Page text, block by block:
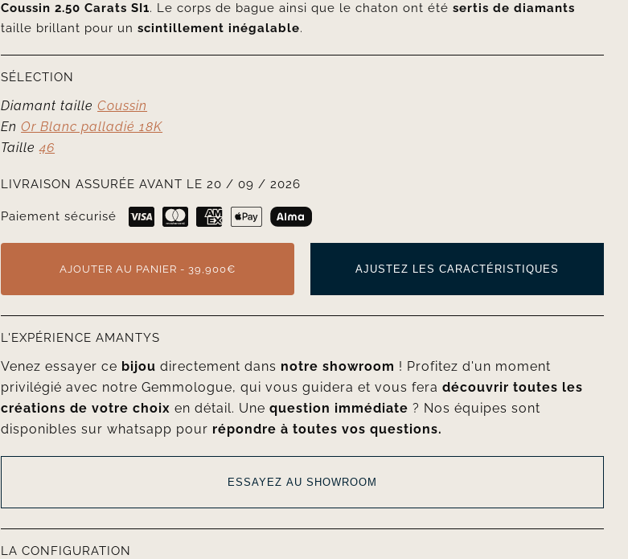
Coussin 2.50 Carats SI1. Le corps de bague ainsi que le chaton ont étésertis de diamants
taille brillant pour unscintillement inégalable.
SÉLECTION
Diamant tailleCoussin
EnOr Blanc palladié 18K
Taille46
LIVRAISON ASSURÉE AVANT LE 20 / 09 / 2026
Paiement sécurisé
AJOUTER AU PANIER - 39,900€ AJUSTEZ LES CARACTÉRISTIQUES
L'EXPÉRIENCE AMANTYS
Venez essayer ce bijou directement dans notre showroom ! Profitez d'un moment
privilégié avec notre Gemmologue, qui vous guidera et vous feradécouvrir toutes les
créations de votre choix en détail. Unequestion immédiate ? Nos équipes sont
disponibles sur whatsapp pour répondre à toutes vos questions.
ESSAYEZ AU SHOWROOM
LA CONFIGURATION